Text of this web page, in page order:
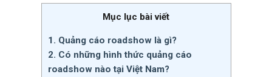
Mục lục bài viết
1. Quảng cáo roadshow là gì?
2. Có những hình thức quảng cáo
roadshow nào tại Việt Nam?